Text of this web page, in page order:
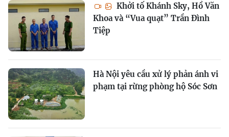
Khởi tố Khánh Sky, Hồ Văn
Khoa và “Vua quạt” Trần Đình
Tiệp
Hà Nội yêu cầu xử lý phản ánh vi
phạm tại rừng phòng hộ Sóc Sơn